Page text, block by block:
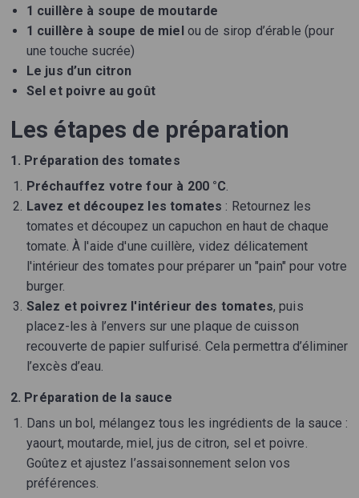
1 cuillère à soupe de moutarde
1 cuillère à soupe de miel ou de sirop d’érable (pour
une touche sucrée)
Le jus d’un citron
Sel et poivre au goût
Les étapes de préparation
1. Préparation des tomates
Préchauffez votre four à 200 °C.
Lavez et découpez les tomates : Retournez les
tomates et découpez un capuchon en haut de chaque
tomate. À l'aide d'une cuillère, videz délicatement
l'intérieur des tomates pour préparer un "pain" pour votre
burger.
Salez et poivrez l'intérieur des tomates, puis
placez-les à l’envers sur une plaque de cuisson
recouverte de papier sulfurisé. Cela permettra d’éliminer
l’excès d’eau.
2. Préparation de la sauce
Dans un bol, mélangez tous les ingrédients de la sauce :
yaourt, moutarde, miel, jus de citron, sel et poivre.
Goûtez et ajustez l’assaisonnement selon vos
préférences.